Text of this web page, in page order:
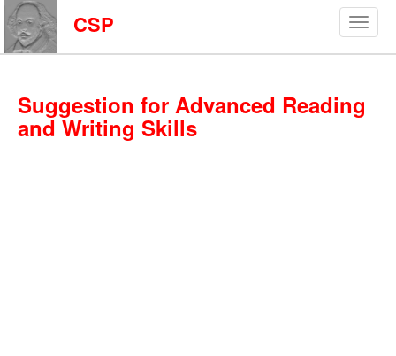
CSP
Suggestion for Advanced Reading
and Writing Skills